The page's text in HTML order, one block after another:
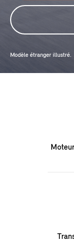
Modèle étranger illustré.